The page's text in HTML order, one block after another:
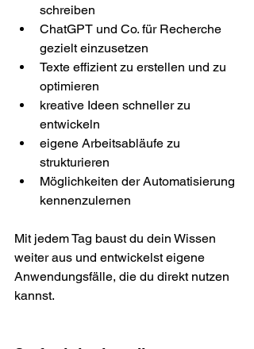
schreiben
ChatGPT und Co. für Recherche
gezielt einzusetzen
Texte effizient zu erstellen und zu
optimieren
kreative Ideen schneller zu
entwickeln
eigene Arbeitsabläufe zu
strukturieren
Möglichkeiten der Automatisierung
kennenzulernen
Mit jedem Tag baust du dein Wissen
weiter aus und entwickelst eigene
Anwendungsfälle, die du direkt nutzen
kannst.